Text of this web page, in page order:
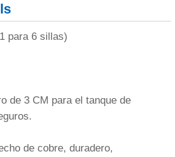
para 6 sillas)
de 3 CM para el tanque de
de cobre, duradero,